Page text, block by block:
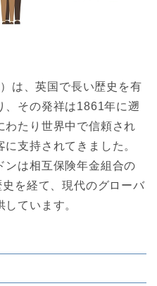
は、英国で長い歴史を有
、その発祥は1861年に遡
わたり世界中で信頼され
支持されてきました。
ンは相互保険年金組合の
を経て、現代のグローバ
ています。